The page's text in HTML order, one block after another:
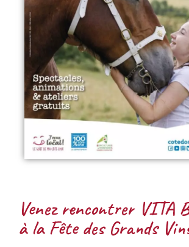
Venez rencontrer VITA
à la Fête des Grands